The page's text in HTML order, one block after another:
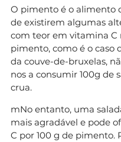
O pimento é o alimento
de existirem algumas
com teor em vitamina C
pimento, como é o caso
da couve-de-bruxelas,
nos a consumir 100g de
crua.
mNo entanto, uma
mais agradável e pode
C por 100 g de pimento.